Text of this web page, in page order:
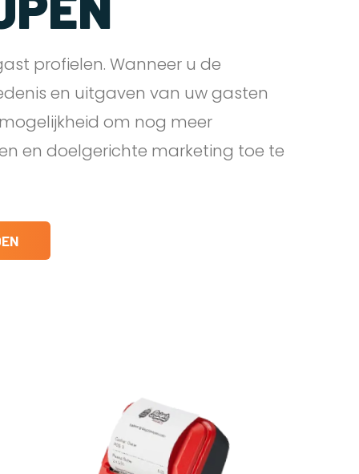
profielen. Wanneer u de
en uitgaven van uw gasten
om nog meer
en doelgerichte marketing toe te